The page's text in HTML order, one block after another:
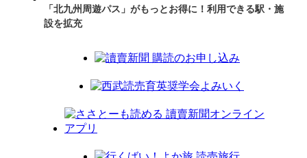
「北九州周遊パス」がもっとお得に！利用できる駅・施
設を拡充